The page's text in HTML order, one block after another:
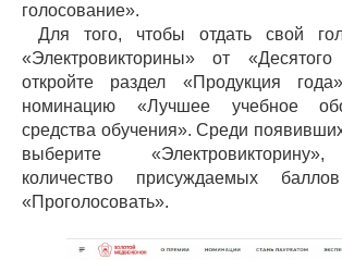
голосование».
Для того, чтобы отдать свой
«Электровикторины» от «Десятого
откройте раздел «Продукция
номинацию «Лучшее учебное
средства обучения». Среди
выберите
количество присуждаемых
«Проголосовать».